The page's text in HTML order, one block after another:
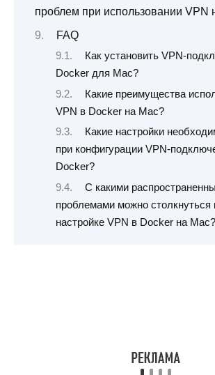
проблем при использовании VPN
FAQ
Как установить VPN-
Docker для Mac?
Какие преимущества
VPN в Docker на Mac?
Какие настройки
при конфигурации VPN-
Docker?
С какими
проблемами можно столкнуться
настройке VPN в Docker на Mac?